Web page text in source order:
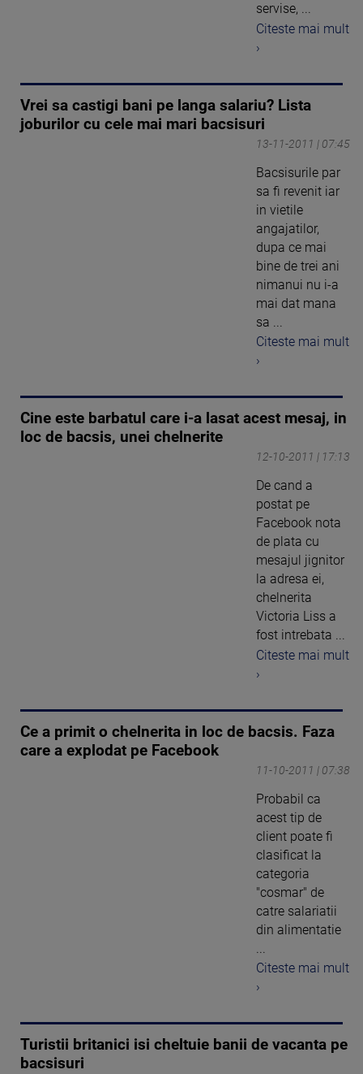
servise, ...
Citeste mai mult
›
Vrei sa castigi bani pe langa salariu? Lista
joburilor cu cele mai mari bacsisuri
13-11-2011 | 07:45
Bacsisurile par
sa fi revenit iar
in vietile
angajatilor,
dupa ce mai
bine de trei ani
nimanui nu i-a
mai dat mana
sa ...
Citeste mai mult
›
Cine este barbatul care i-a lasat acest mesaj, in
loc de bacsis, unei chelnerite
12-10-2011 | 17:13
De cand a
postat pe
Facebook nota
de plata cu
mesajul jignitor
la adresa ei,
chelnerita
Victoria Liss a
fost intrebata ...
Citeste mai mult
›
Ce a primit o chelnerita in loc de bacsis. Faza
care a explodat pe Facebook
11-10-2011 | 07:38
Probabil ca
acest tip de
client poate fi
clasificat la
categoria
"cosmar" de
catre salariatii
din alimentatie
...
Citeste mai mult
›
Turistii britanici isi cheltuie banii de vacanta pe
bacsisuri